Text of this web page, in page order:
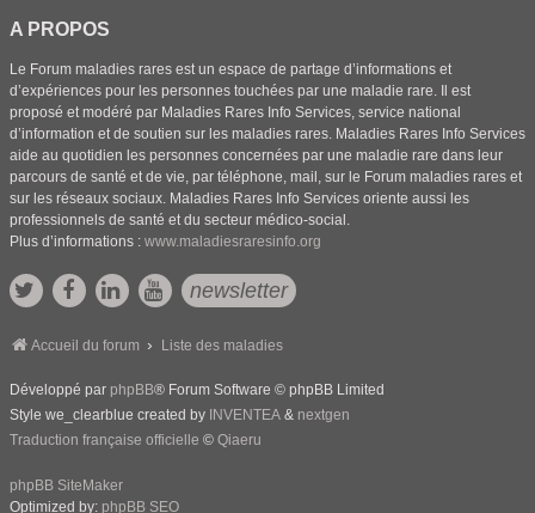
A PROPOS
Le Forum maladies rares est un espace de partage d’informations et
d’expériences pour les personnes touchées par une maladie rare. Il est
proposé et modéré par Maladies Rares Info Services, service national
d’information et de soutien sur les maladies rares. Maladies Rares Info Services
aide au quotidien les personnes concernées par une maladie rare dans leur
parcours de santé et de vie, par téléphone, mail, sur le Forum maladies rares et
sur les réseaux sociaux. Maladies Rares Info Services oriente aussi les
professionnels de santé et du secteur médico-social.
Plus d’informations : www.maladiesraresinfo.org
newsletter
Accueil du forum Liste des maladies
Développé par phpBB® Forum Software © phpBB Limited
Style we_clearblue created by INVENTEA & nextgen
Traduction française officielle © Qiaeru
phpBB SiteMaker
Optimized by: phpBB SEO